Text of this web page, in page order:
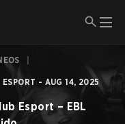
ESPORT - AUG 14, 2025
Esport– EBL